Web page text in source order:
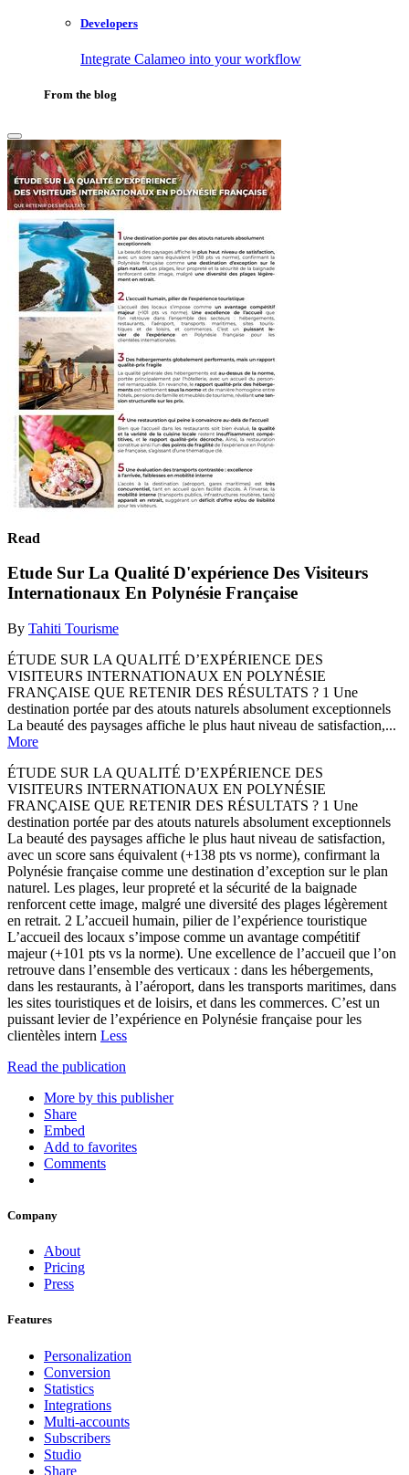
Developers
Integrate Calameo into your workflow
From the blog
Read
Etude Sur La Qualité D'expérience Des Visiteurs
Internationaux En Polynésie Française
By Tahiti Tourisme
ÉTUDE SUR LA QUALITÉ D’EXPÉRIENCE DES
VISITEURS INTERNATIONAUX EN POLYNÉSIE
FRANÇAISE QUE RETENIR DES RÉSULTATS ? 1 Une
destination portée par des atouts naturels absolument exceptionnels
La beauté des paysages affiche le plus haut niveau de satisfaction,...
More
ÉTUDE SUR LA QUALITÉ D’EXPÉRIENCE DES
VISITEURS INTERNATIONAUX EN POLYNÉSIE
FRANÇAISE QUE RETENIR DES RÉSULTATS ? 1 Une
destination portée par des atouts naturels absolument exceptionnels
La beauté des paysages affiche le plus haut niveau de satisfaction,
avec un score sans équivalent (+138 pts vs norme), confirmant la
Polynésie française comme une destination d’exception sur le plan
naturel. Les plages, leur propreté et la sécurité de la baignade
renforcent cette image, malgré une diversité des plages légèrement
en retrait. 2 L’accueil humain, pilier de l’expérience touristique
L’accueil des locaux s’impose comme un avantage compétitif
majeur (+101 pts vs la norme). Une excellence de l’accueil que l’on
retrouve dans l’ensemble des verticaux : dans les hébergements,
dans les restaurants, à l’aéroport, dans les transports maritimes, dans
les sites touristiques et de loisirs, et dans les commerces. C’est un
puissant levier de l’expérience en Polynésie française pour les
clientèles intern Less
Read the publication
More by this publisher
Share
Embed
Add to favorites
Comments
Company
About
Pricing
Press
Features
Personalization
Conversion
Statistics
Integrations
Multi-accounts
Subscribers
Studio
Share